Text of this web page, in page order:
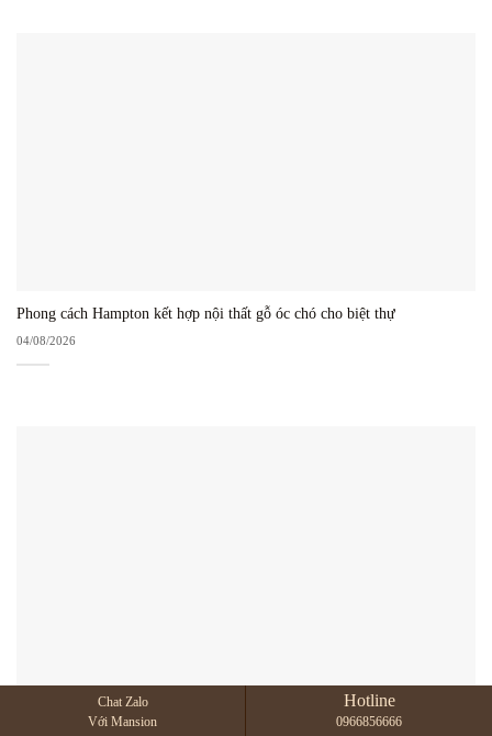
Phong cách Hampton kết hợp nội thất gỗ óc chó cho biệt thự
04/08/2026
Phối màu nội thất gỗ óc chó với tường trắng – 7 cách đẹp
Chat Zalo
Với Mansion
Hotline
0966856666